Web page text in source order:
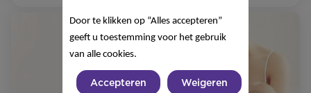
Door te klikken op “Alles accepteren”
geeft u toestemming voor het gebruik
van alle cookies.
Accepteren Weigeren